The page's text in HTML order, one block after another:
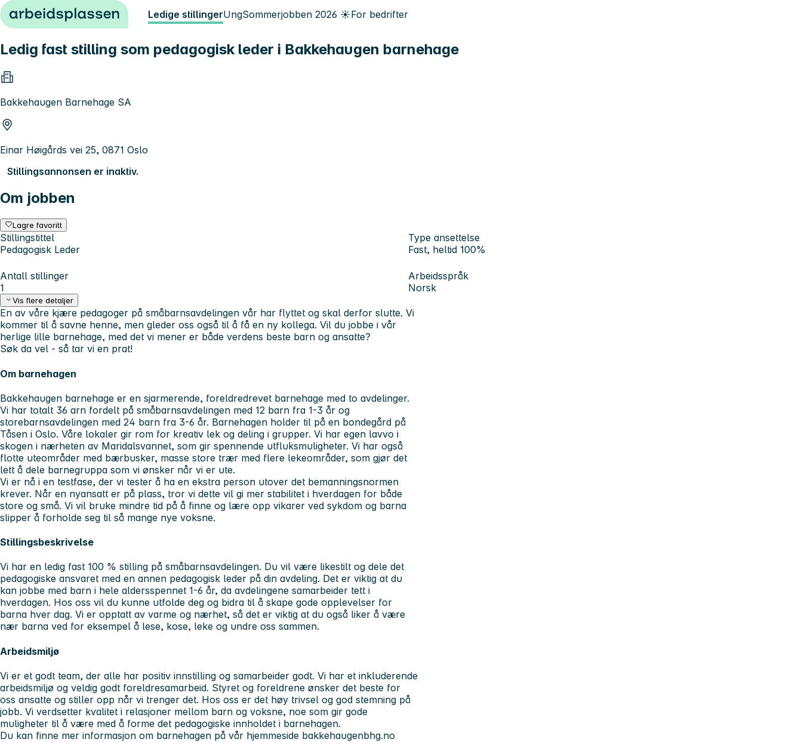
Hopp til innhold Ledige stillingerUngSommerjobben 2026 ☀️For bedrifter
Ledig fast stilling som pedagogisk leder i Bakkehaugen barnehage
Bakkehaugen Barnehage SA
Einar Høigårds vei 25, 0871 Oslo
Stillingsannonsen er inaktiv.
Om jobben
Lagre favoritt
Stillingstittel
Pedagogisk Leder
Type ansettelse
Fast, heltid 100%
Antall stillinger
1
Arbeidsspråk
Norsk
Vis flere detaljer
En av våre kjære pedagoger på småbarnsavdelingen vår har flyttet og skal derfor slutte. Vi
kommer til å savne henne, men gleder oss også til å få en ny kollega. Vil du jobbe i vår
herlige lille barnehage, med det vi mener er både verdens beste barn og ansatte?
Søk da vel - så tar vi en prat!
Om barnehagen
Bakkehaugen barnehage er en sjarmerende, foreldredrevet barnehage med to avdelinger.
Vi har totalt 36 arn fordelt på småbarnsavdelingen med 12 barn fra 1-3 år og
storebarnsavdelingen med 24 barn fra 3-6 år. Barnehagen holder til på en bondegård på
Tåsen i Oslo. Våre lokaler gir rom for kreativ lek og deling i grupper. Vi har egen lavvo i
skogen i nærheten av Maridalsvannet, som gir spennende utfluksmuligheter. Vi har også
flotte uteområder med bærbusker, masse store trær med flere lekeområder, som gjør det
lett å dele barnegruppa som vi ønsker når vi er ute.
Vi er nå i en testfase, der vi tester å ha en ekstra person utover det bemanningsnormen
krever. Når en nyansatt er på plass, tror vi dette vil gi mer stabilitet i hverdagen for både
store og små. Vi vil bruke mindre tid på å finne og lære opp vikarer ved sykdom og barna
slipper å forholde seg til så mange nye voksne.
Stillingsbeskrivelse
Vi har en ledig fast 100 % stilling på småbarnsavdelingen. Du vil være likestilt og dele det
pedagogiske ansvaret med en annen pedagogisk leder på din avdeling. Det er viktig at du
kan jobbe med barn i hele aldersspennet 1-6 år, da avdelingene samarbeider tett i
hverdagen. Hos oss vil du kunne utfolde deg og bidra til å skape gode opplevelser for
barna hver dag. Vi er opptatt av varme og nærhet, så det er viktig at du også liker å være
nær barna ved for eksempel å lese, kose, leke og undre oss sammen.
Arbeidsmiljø
Vi er et godt team, der alle har positiv innstilling og samarbeider godt. Vi har et inkluderende
arbeidsmiljø og veldig godt foreldresamarbeid. Styret og foreldrene ønsker det beste for
oss ansatte og stiller opp når vi trenger det. Hos oss er det høy trivsel og god stemning på
jobb. Vi verdsetter kvalitet i relasjoner mellom barn og voksne, noe som gir gode
muligheter til å være med å forme det pedagogiske innholdet i barnehagen.
Du kan finne mer informasjon om barnehagen på vår hjemmeside bakkehaugenbhg.no